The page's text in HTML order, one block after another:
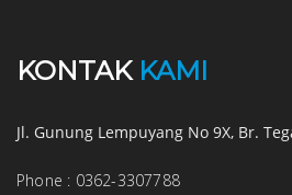
KONTAK KAMI
Jl. Gunung Lempuyang No 9X, Br.
Phone : 0362-3307788